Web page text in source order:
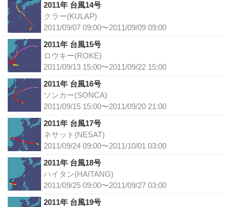
2011年 台風14号
クラー(KULAP)
2011/09/07 09:00〜2011/09/09 09:00
2011年 台風15号
ロウキー(ROKE)
2011/09/13 15:00〜2011/09/22 15:00
2011年 台風16号
ソンカー(SONCA)
2011/09/15 15:00〜2011/09/20 21:00
2011年 台風17号
ネサット(NESAT)
2011/09/24 09:00〜2011/10/01 03:00
2011年 台風18号
ハイタン(HAITANG)
2011/09/25 09:00〜2011/09/27 03:00
2011年 台風19号